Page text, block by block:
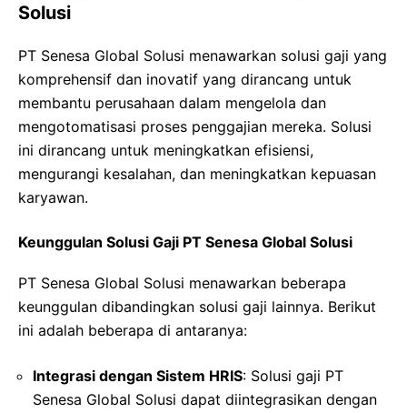
Solusi
PT Senesa Global Solusi menawarkan solusi gaji yang
komprehensif dan inovatif yang dirancang untuk
membantu perusahaan dalam mengelola dan
mengotomatisasi proses penggajian mereka. Solusi
ini dirancang untuk meningkatkan efisiensi,
mengurangi kesalahan, dan meningkatkan kepuasan
karyawan.
Keunggulan Solusi Gaji PT Senesa Global Solusi
PT Senesa Global Solusi menawarkan beberapa
keunggulan dibandingkan solusi gaji lainnya. Berikut
ini adalah beberapa di antaranya:
Integrasi dengan Sistem HRIS: Solusi gaji PT
Senesa Global Solusi dapat diintegrasikan dengan